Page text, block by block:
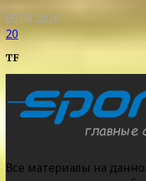
05.08.2026
20
TF
Все материалы на